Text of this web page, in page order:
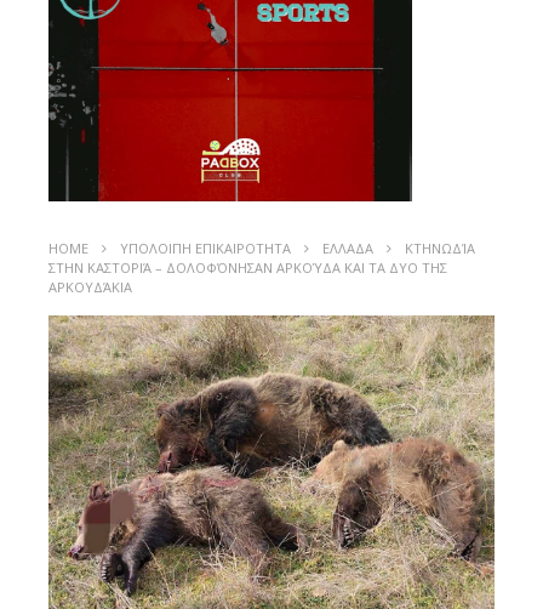
HOME ΥΠΟΛΟΙΠΗ ΕΠΙΚΑΙΡΟΤΗΤΑ ΕΛΛΑΔΑ
ΚΤΗΝΩΔΊΑ
ΣΤΗΝ ΚΑΣΤΟΡΙΆ – ΔΟΛΟΦΌΝΗΣΑΝ ΑΡΚΟΎΔΑ ΚΑΙ ΤΑ ΔΥΟ ΤΗΣ
ΑΡΚΟΥΔΆΚΙΑ